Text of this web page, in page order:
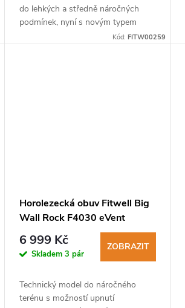
do lehkých a středně náročných
podmínek, nyní s novým typem
podešve Vibram a osvědčenou
Kód: FITW00259
Horolezecká obuv Fitwell Big
Wall Rock F4030 eVent
anthracite-red
6 999 Kč
Skladem3 pár
ZOBRAZIT
Technický model do náročného
terénu s možností upnutí